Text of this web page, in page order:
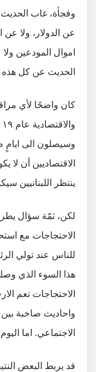
وفجأة، غاب الحديث
عن الدولار، ولا عن
اموال المودعين
الحديث عن كل
كان واضحًا لأي
وسيصلون الى ايامٍ
الاقتصاديين أن لا
ينتظر اللبنانيين
لكن، ثمّة سؤال
الاحتجاجات مع
للناس عند تولي
هذا السوء الذي
الاحتجاجات تعم
واحاديث صاخبة
الاجتماعي. اما
قد يربط البعض